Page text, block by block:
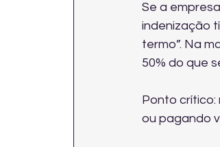
Se a
indenização
termo”. Na
50% do que
Ponto
ou pagando